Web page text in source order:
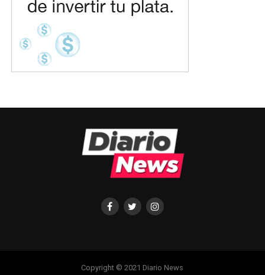
Copyright © 2021 Diario News